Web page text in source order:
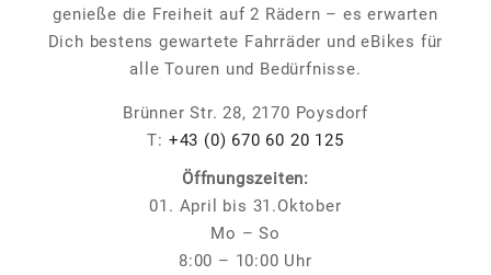
genieße die Freiheit auf 2 Rädern – es erwarten
Dich bestens gewartete Fahrräder und eBikes für
alle Touren und Bedürfnisse.
Brünner Str. 28, 2170 Poysdorf
T: +43 (0) 670 60 20 125
Öffnungszeiten:
01. April bis 31.Oktober
Mo – So
8:00 – 10:00 Uhr